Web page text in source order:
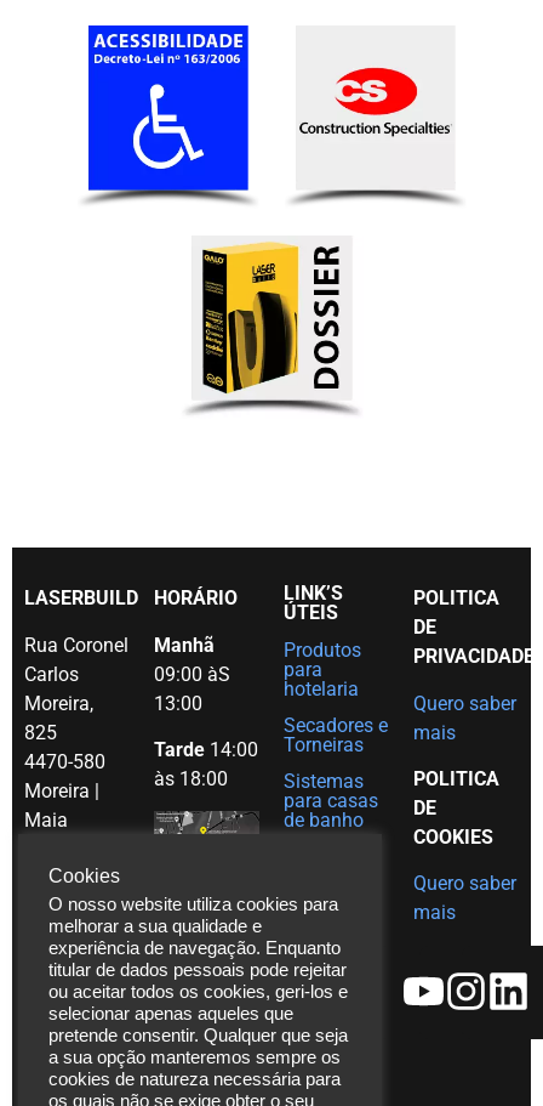
LASERBUILD
Rua Coronel
Carlos
Moreira,
825
4470-580
Moreira |
Maia
Tel. (+351)
229 480
271
Fax. (+351)
229 480
272
*chamada
para rede
HORÁRIO
Manhã
09:00 àS
13:00
Tarde 14:00
às 18:00
LINK’S
ÚTEIS
Produtos
para
hotelaria
Secadores e
Torneiras
Sistemas
para casas
de banho
decoração
em Inox
Ajudas
técnicas
Catálogos
Vídeos
Assistência
POLITICA
DE
PRIVACIDADE
Quero saber
mais
POLITICA
DE
COOKIES
Quero saber
mais
Cookies
O nosso website utiliza cookies para
melhorar a sua qualidade e
experiência de navegação. Enquanto
titular de dados pessoais pode rejeitar
ou aceitar todos os cookies, geri-los e
selecionar apenas aqueles que
pretende consentir. Qualquer que seja
a sua opção manteremos sempre os
cookies de natureza necessária para
os quais não se exige obter o seu